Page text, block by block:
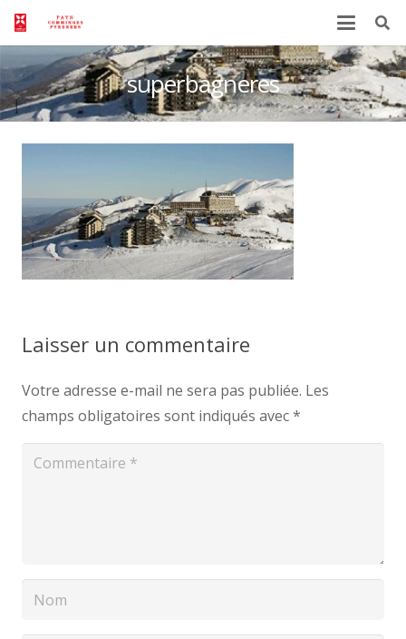
superbagneres
Laisser un commentaire
Votre adresse e-mail ne sera pas publiée. Les
champs obligatoires sont indiqués avec*